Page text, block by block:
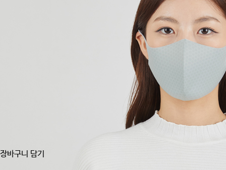
장바구니 담기